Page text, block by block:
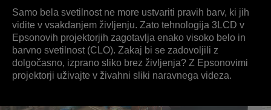
Samo bela svetilnost ne more ustvariti pravih barv, ki jih
vidite v vsakdanjem življenju. Zato tehnologija 3LCD v
Epsonovih projektorjih zagotavlja enako visoko belo in
barvno svetilnost (CLO). Zakaj bi se zadovoljili z
dolgočasno, izprano sliko brez življenja? Z Epsonovimi
projektorji uživajte v živahni sliki naravnega videza.